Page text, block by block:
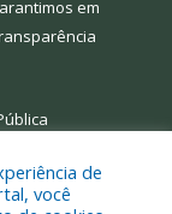
em
de
você